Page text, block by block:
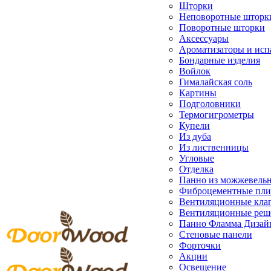
Шторки
Неповоротные
Поворотные шторки
Аксессуары
Ароматизаторы и
Бондарные изделия
Войлок
Гималайская соль
Картины
Подголовники
Термогигрометры
Купели
Из дуба
Из лиственницы
Угловые
Отделка
Панно из
Фиброцементные
Вентиляционные
Вентиляционные
Панно Фламма
Стеновые панели
Форточки
Акции
Освещение